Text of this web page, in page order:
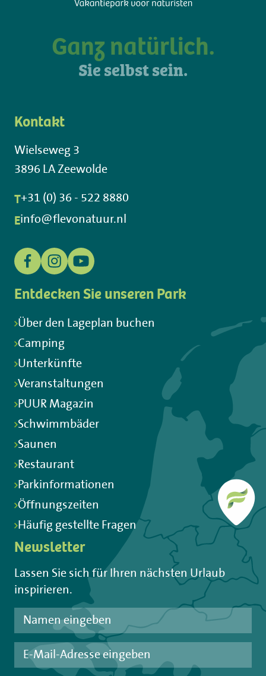
Ganz natürlich.
Sie selbst sein.
Kontakt
Wielseweg 3
3896 LA Zeewolde
T+31 (0) 36 - 522 8880
Einfo@flevonatuur.nl
Entdecken Sie unseren Park
Über den Lageplan buchen
Camping
Unterkünfte
Veranstaltungen
PUUR Magazin
Schwimmbäder
Saunen
Restaurant
Parkinformationen
Öffnungszeiten
Häufig gestellte Fragen
Newsletter
Lassen Sie sich für Ihren nächsten Urlaub
inspirieren.